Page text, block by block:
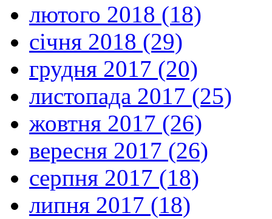
лютого 2018 (18)
січня 2018 (29)
грудня 2017 (20)
листопада 2017 (25)
жовтня 2017 (26)
вересня 2017 (26)
серпня 2017 (18)
липня 2017 (18)